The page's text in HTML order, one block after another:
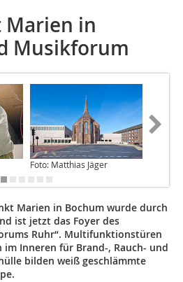
Marien in
Musikforum
Foto: Matthias Jäger
Marien in Bochum wurde durch
ist jetzt das Foyer des
Ruhr“. Multifunktionstüren
Inneren für Brand-, Rauch- und
bilden weiß geschlämmte